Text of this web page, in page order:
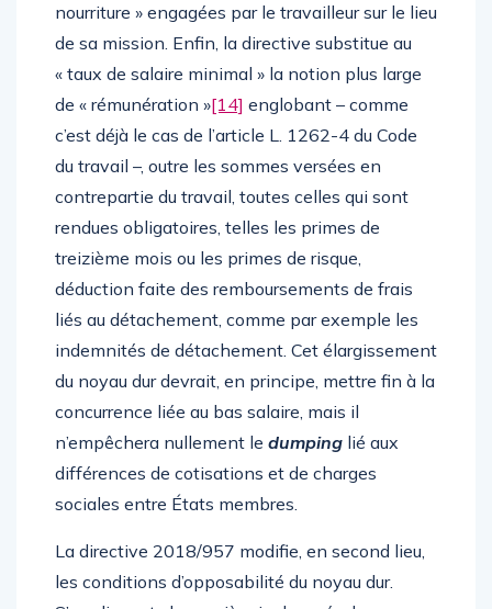
nourriture » engagées par le travailleur sur le lieu
de sa mission. Enfin, la directive substitue au
« taux de salaire minimal » la notion plus large
de « rémunération »[14] englobant – comme
c’est déjà le cas de l’article L. 1262-4 du Code
du travail –, outre les sommes versées en
contrepartie du travail, toutes celles qui sont
rendues obligatoires, telles les primes de
treizième mois ou les primes de risque,
déduction faite des remboursements de frais
liés au détachement, comme par exemple les
indemnités de détachement. Cet élargissement
du noyau dur devrait, en principe, mettre fin à la
concurrence liée au bas salaire, mais il
n’empêchera nullement le dumping lié aux
différences de cotisations et de charges
sociales entre États membres.
La directive 2018/957 modifie, en second lieu,
les conditions d’opposabilité du noyau dur.